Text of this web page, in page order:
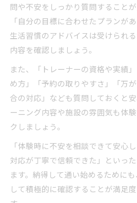
問や不安をしっかり質問すること
「自分の目標に合わせたプランが
生活習慣のアドバイスは受けられ
内容を確認しましょう。
また、「トレーナーの資格や実績
め方」「予約の取りやすさ」「万
合の対応」なども質問しておくと
ーニング内容や施設の雰囲気も体
クしましょう。
「体験時に不安を相談できて安心
対応が丁寧で信頼できた」といっ
ます。納得して通い始めるために
して積極的に確認することが満足